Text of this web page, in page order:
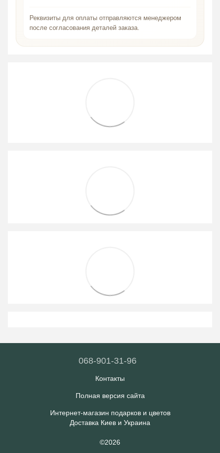
Реквизиты для оплаты отправляются менеджером
после согласования деталей заказа.
068-901-31-96
Контакты
Полная версия сайта
Интернет-магазин подарков и цветов
Доставка Киев и Украина
©2026